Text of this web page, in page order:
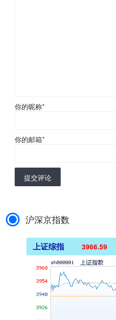
你的昵称*
你的邮箱*
提交评论
沪深京指数
上证综指 3966.59